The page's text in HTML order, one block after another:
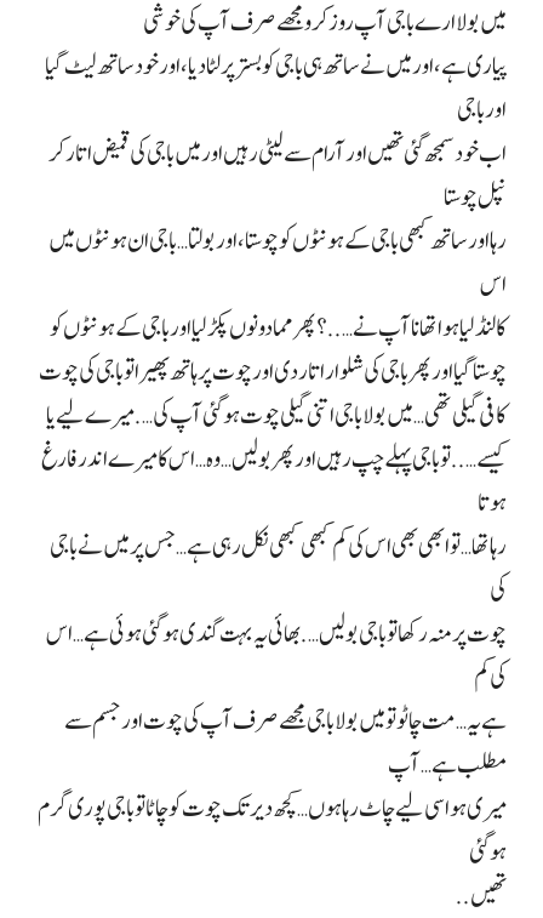
میں بولا ارے باجی آپ روز کرو مجھے صرف آپ کی خوشی
پیاری ہے، اور میں نے ساتھ ہی باجی کو بستر پر لٹا دیا، اور خود ساتھ لیٹ گیا
اور باجی
اب خود سمجھ گئی تھیں اور آرام سے لیٹی رہیں اور میں باجی کی قمیض اتار کر
نپل چوستا
رہا اور ساتھ کبھی باجی کے ہونٹوں کو چوستا، اور بولتا… باجی ان ہونٹوں میں
اس
کا لنڈ لیا ہوا تھا نا آپ نے…..؟ پھر مما دونوں پکڑ لیا اور باجی کے ہونٹوں کو
چوستا گیا اور پھر باجی کی شلوار اتار دی اور چوت پر ہاتھ پھیرا تو باجی کی چوت
کافی گیلی تھی… میں بولا باجی اتنی گیلی چوت ہو گئی آپ کی…. میرے لیے یا
کیسے….. تو باجی پہلے چپ رہیں اور پھر بولیں… وہ… اس کا میرے اندر فارغ
ہوتا
رہا تھا… تو ابھی بھی اس کی کم کبھی کبھی نکل رہی ہے… جس پر میں نے باجی
کی
چوت پر منہ رکھا تو باجی بولیں…. بھائی یہ بہت گندی ہو گئی ہوئی ہے… اس
کی کم
ہے یہ… مت چاٹو تو میں بولا باجی مجھے صرف آپ کی چوت اور جسم سے
مطلب ہے… آپ
میری ہو اسی لیے چاٹ رہا ہوں… کچھ دیر تک چوت کو چاٹا تو باجی پوری گرم
ہو گئی
تھیں..